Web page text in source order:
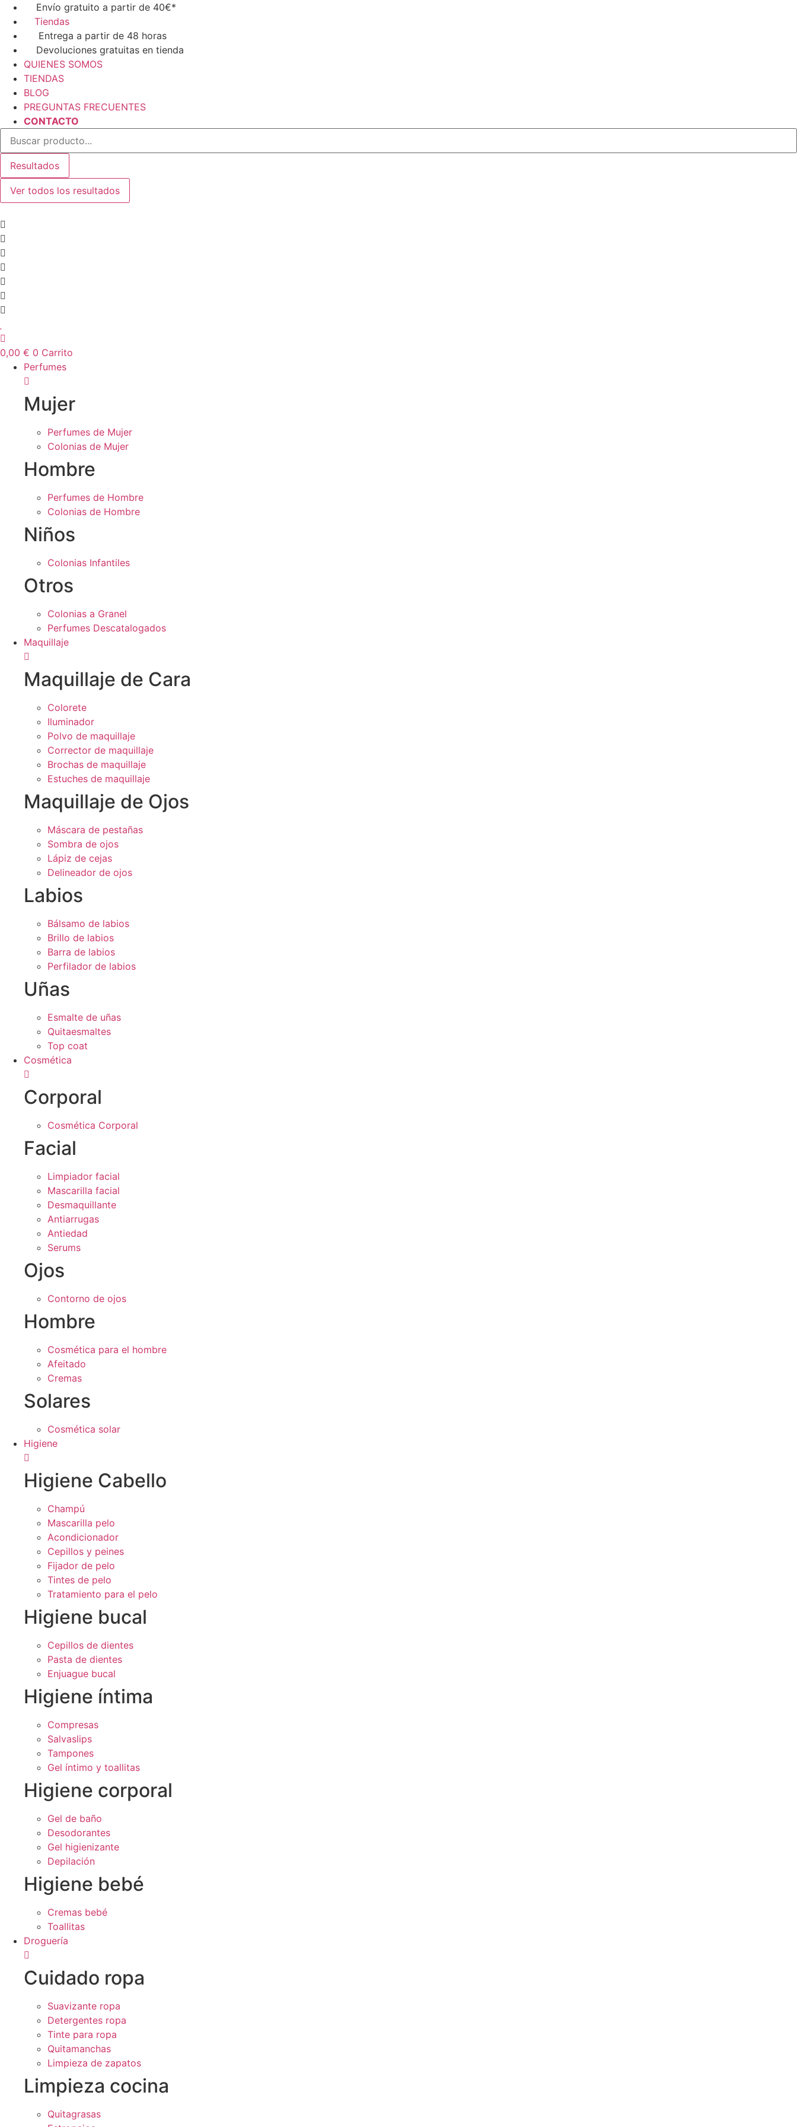
contenido
Envío gratuito a partir de 40€*
Tiendas
Entrega a partir de 48 horas
Devoluciones gratuitas en tienda
QUIENES SOMOS
TIENDAS
BLOG
PREGUNTAS FRECUENTES
CONTACTO
Search
Resultados
Ver todos los resultados
0,00 € 0 Carrito
Perfumes
Mujer
Perfumes de Mujer
Colonias de Mujer
Hombre
Perfumes de Hombre
Colonias de Hombre
Niños
Colonias Infantiles
Otros
Colonias a Granel
Perfumes Descatalogados
Maquillaje
Maquillaje de Cara
Colorete
Iluminador
Polvo de maquillaje
Corrector de maquillaje
Brochas de maquillaje
Estuches de maquillaje
Maquillaje de Ojos
Máscara de pestañas
Sombra de ojos
Lápiz de cejas
Delineador de ojos
Labios
Bálsamo de labios
Brillo de labios
Barra de labios
Perfilador de labios
Uñas
Esmalte de uñas
Quitaesmaltes
Top coat
Cosmética
Corporal
Cosmética Corporal
Facial
Limpiador facial
Mascarilla facial
Desmaquillante
Antiarrugas
Antiedad
Serums
Ojos
Contorno de ojos
Hombre
Cosmética para el hombre
Afeitado
Cremas
Solares
Cosmética solar
Higiene
Higiene Cabello
Champú
Mascarilla pelo
Acondicionador
Cepillos y peines
Fijador de pelo
Tintes de pelo
Tratamiento para el pelo
Higiene bucal
Cepillos de dientes
Pasta de dientes
Enjuague bucal
Higiene íntima
Compresas
Salvaslips
Tampones
Gel íntimo y toallitas
Higiene corporal
Gel de baño
Desodorantes
Gel higienizante
Depilación
Higiene bebé
Cremas bebé
Toallitas
Droguería
Cuidado ropa
Suavizante ropa
Detergentes ropa
Tinte para ropa
Quitamanchas
Limpieza de zapatos
Limpieza cocina
Quitagrasas